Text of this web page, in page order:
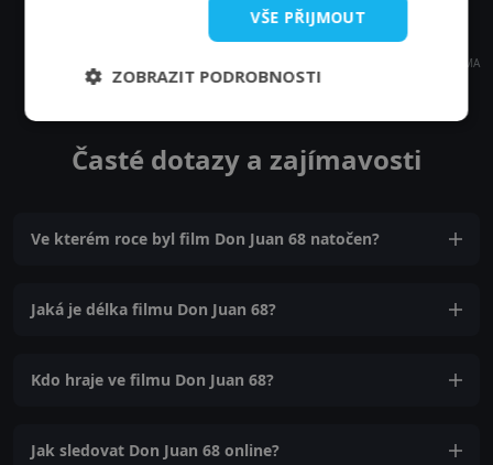
REKLAMA
Časté dotazy a zajímavosti
Ve kterém roce byl film Don Juan 68 natočen?
Jaká je délka filmu Don Juan 68?
Kdo hraje ve filmu Don Juan 68?
Jak sledovat Don Juan 68 online?
VŠE PŘIJMOUT
ZOBRAZIT PODROBNOSTI